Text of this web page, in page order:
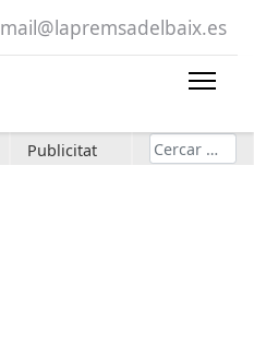
mail@lapremsadelbaix.es
Publicitat Cerca